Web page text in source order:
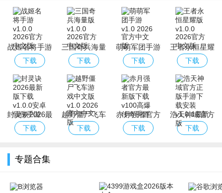
战姬名将手游
下载
三国奇兵海量
版
下载
萌萌军团手游
下载
王者永恒星耀
版
下载
封灵诀2026最
新版下载
下载
越野僵尸飞车
游戏中文版
下载
赤月强者官方
最新版下载
下载
浩天神域官方
正版手游下载
下载
专题合集